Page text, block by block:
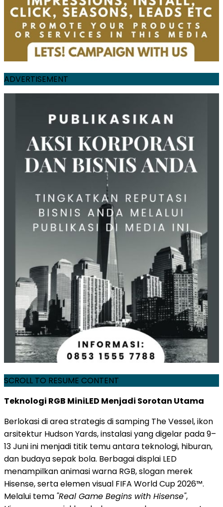
ADVERTISEMENT
SCROLL TO RESUME CONTENT
Teknologi RGB MiniLED Menjadi Sorotan Utama
Berlokasi di area strategis di samping The Vessel, ikon
arsitektur Hudson Yards, instalasi yang digelar pada 9–
13 Juni ini menjadi titik temu antara teknologi, hiburan,
dan budaya sepak bola. Berbagai displai LED
menampilkan animasi warna RGB, slogan merek
Hisense, serta elemen visual FIFA World Cup 2026™.
Melalui tema "Real Game Begins with Hisense",